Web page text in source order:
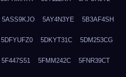
5ASS9KJO 5AY4N3YE 5B3AF4SH
5DFYUFZ0 5DKYT31C 5DM253CG
5F447S51 5FMM242C 5FNR39CT